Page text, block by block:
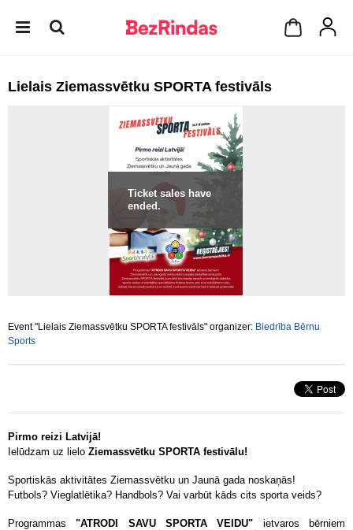
Lielais Ziemassvētku SPORTA festivāls
Ticket sales have
ended.
Event "Lielais Ziemassvētku SPORTA festivāls" organizer: Biedrība Bērnu
Sports
Pirmo reizi Latvijā!
Ielūdzam uz lielo Ziemassvētku SPORTA festivālu!
Sportiskās aktivitātes Ziemassvētku un Jaunā gada noskaņās!
Futbols? Vieglatlētika? Handbols? Vai varbūt kāds cits sporta veids?
Programmas"ATRODI SAVU SPORTA VEIDU" ietvaros bērniem